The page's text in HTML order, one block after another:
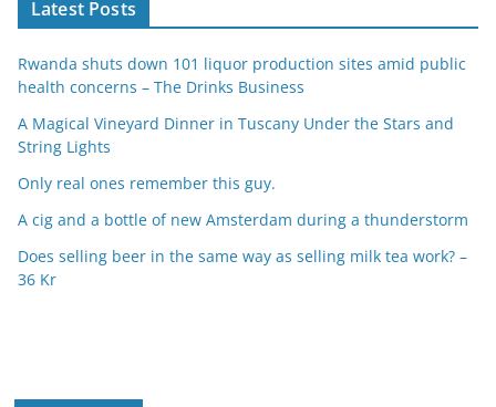
Latest Posts
Rwanda shuts down 101 liquor production sites amid public
health concerns – The Drinks Business
A Magical Vineyard Dinner in Tuscany Under the Stars and
String Lights
Only real ones remember this guy.
A cig and a bottle of new Amsterdam during a thunderstorm
Does selling beer in the same way as selling milk tea work? –
36 Kr